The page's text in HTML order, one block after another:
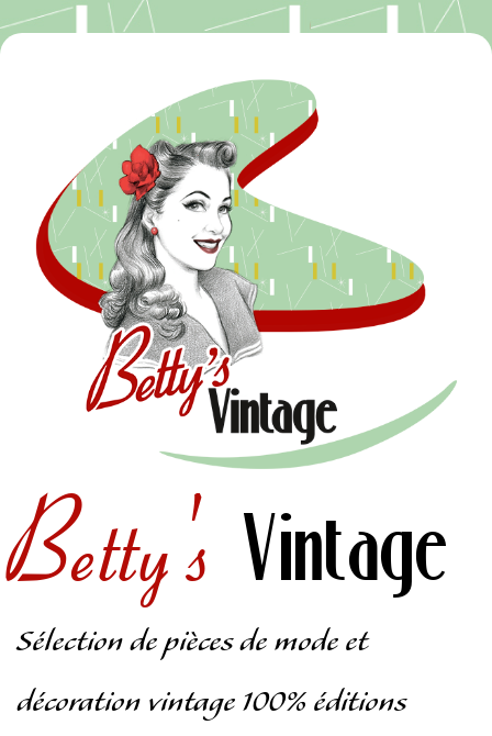
Betty's Vintage
Sélection de pièces de mode et
décoration vintage 100% éditions